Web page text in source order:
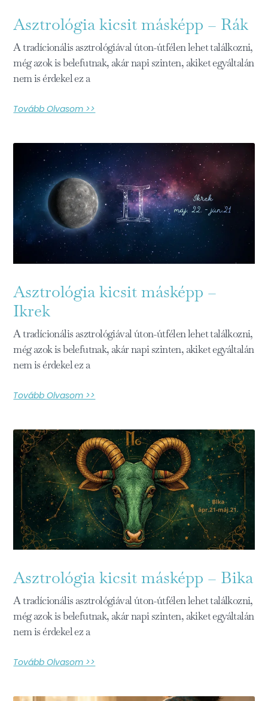
Asztrológia kicsit másképp – Rák
A tradícionális asztrológiával úton-útfélen lehet találkozni,
még azok is belefutnak, akár napi szinten, akiket egyáltalán
nem is érdekel ez a
Tovább Olvasom >>
Asztrológia kicsit másképp –
Ikrek
A tradícionális asztrológiával úton-útfélen lehet találkozni,
még azok is belefutnak, akár napi szinten, akiket egyáltalán
nem is érdekel ez a
Tovább Olvasom >>
Asztrológia kicsit másképp – Bika
A tradícionális asztrológiával úton-útfélen lehet találkozni,
még azok is belefutnak, akár napi szinten, akiket egyáltalán
nem is érdekel ez a
Tovább Olvasom >>